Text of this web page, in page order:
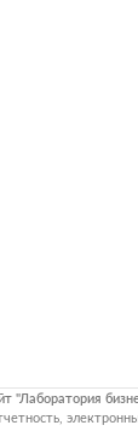
"Лаборатория